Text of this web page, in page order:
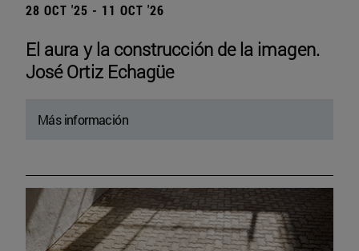
28 OCT '25 - 11 OCT '26
El aura y la construcción de la imagen.
José Ortiz Echagüe
Más información